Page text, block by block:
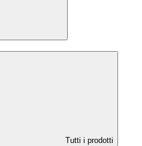
Tutti i prodotti